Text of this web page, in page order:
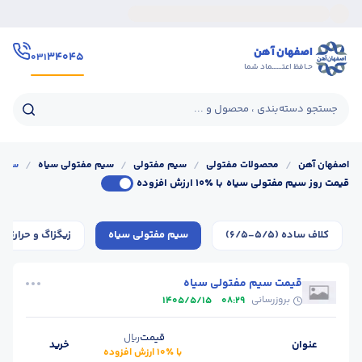
اصفهان آهن
حـافظ اعتــــــماد شما
۳۴۰۴۵۰۳۱
جستجو دسته‌بندی ، محصول و ...
اصفهان آهن / محصولات مفتولی / سیم مفتولی / سیم مفتولی سیاه /
قیمت روز سیم مفتولی سیاه با ٪۱۰ ارزش افزوده
کلاف ساده (5/5-6/5) سیم مفتولی سیاه زیگزاگ و حرارتی
قیمت سیم مفتولی سیاه
بروزرسانی 08:29
1405/5/15
عنوان قیمتریال
با ٪۱۰ ارزش افزوده
خرید